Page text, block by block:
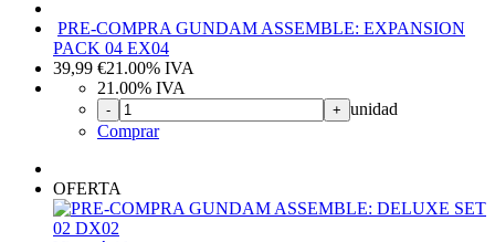
PRE-COMPRA GUNDAM ASSEMBLE: EXPANSION
PACK 04 EX04
39,99 €21.00% IVA
21.00% IVA
- + unidad
Comprar
OFERTA